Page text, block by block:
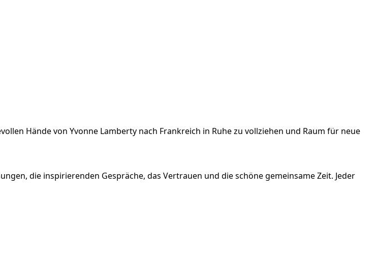
Hände von Yvonne Lamberty nach Frankreich in Ruhe zu vollziehen und Raum für neue
die inspirierenden Gespräche, das Vertrauen und die schöne gemeinsame Zeit. Jeder